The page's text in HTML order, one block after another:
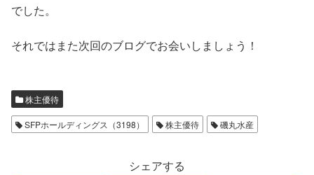
でした。
それではまた次回のブログでお会いしましょう！
株主優待
SFPホールディングス（3198） 株主優待 磯丸水産
シェアする